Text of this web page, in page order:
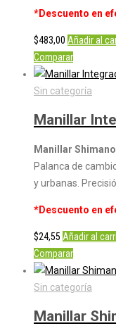
*Descuento en
$483,00 Añadir al
Comparar
Sin categoría
Manillar
Manillar
Palanca de
y urbanas.
*Descuento en
$24,55 Añadir al
Comparar
Sin categoría
Manillar